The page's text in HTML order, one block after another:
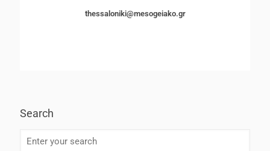
thessaloniki@mesogeiako.gr
Search